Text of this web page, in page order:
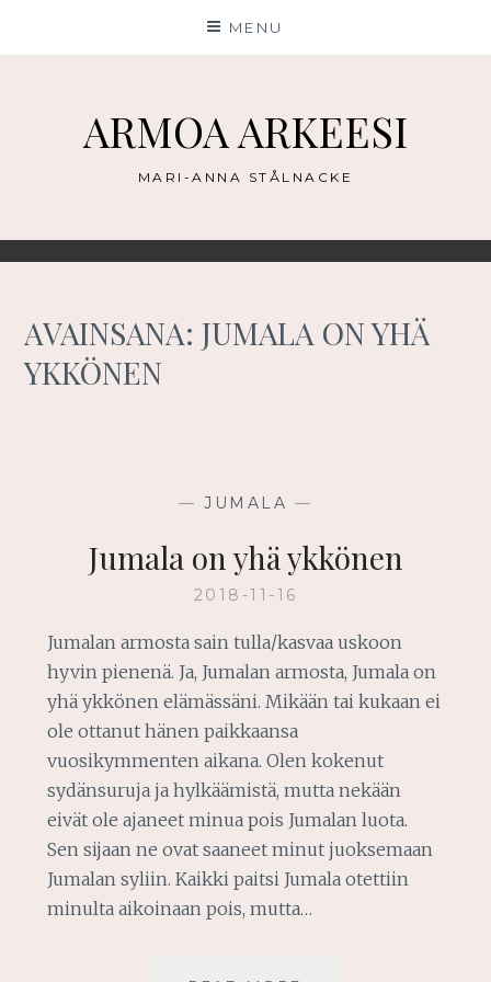
MENU
ARMOA ARKEESI
MARI-ANNA STÅLNACKE
AVAINSANA:JUMALA ON YHÄ
YKKÖNEN
— JUMALA —
Jumala on yhä ykkönen
2018-11-16
Jumalan armosta sain tulla/kasvaa uskoon
hyvin pienenä. Ja, Jumalan armosta, Jumala on
yhä ykkönen elämässäni. Mikään tai kukaan ei
ole ottanut hänen paikkaansa
vuosikymmenten aikana. Olen kokenut
sydänsuruja ja hylkäämistä, mutta nekään
eivät ole ajaneet minua pois Jumalan luota.
Sen sijaan ne ovat saaneet minut juoksemaan
Jumalan syliin. Kaikki paitsi Jumala otettiin
minulta aikoinaan pois, mutta…